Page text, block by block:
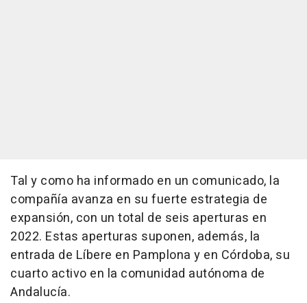
Tal y como ha informado en un comunicado, la
compañía avanza en su fuerte estrategia de
expansión, con un total de seis aperturas en
2022. Estas aperturas suponen, además, la
entrada de Líbere en Pamplona y en Córdoba, su
cuarto activo en la comunidad autónoma de
Andalucía.